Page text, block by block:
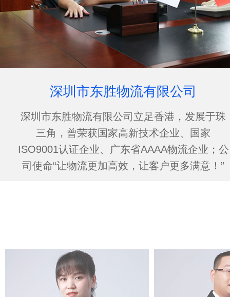
深圳市东胜物流有限公司
深圳市东胜物流有限公司立足香港，发展于珠
三角，曾荣获国家高新技术企业、国家
ISO9001认证企业、广东省AAAA物流企业；公
司使命“让物流更加高效，让客户更多满意！”